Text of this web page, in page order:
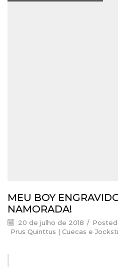
MEU BOY
NAMORADA!
20 de julho de 2018 /
Prus Quinttus | Cuecas e